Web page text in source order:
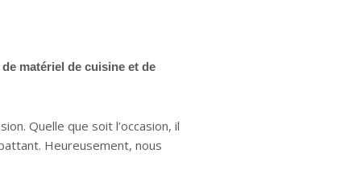
matériel de cuisine et de
Quelle que soit l’occasion, il
Heureusement, nous